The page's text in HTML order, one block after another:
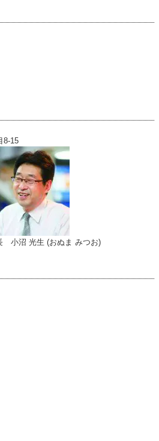
8-15
小沼 光生 (おぬま みつお)